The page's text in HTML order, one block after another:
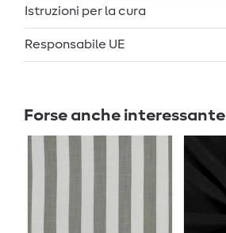
Istruzioni per la cura
Responsabile UE
Forse anche interessante